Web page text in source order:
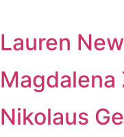
Lauren
Magdalena
Nikolaus